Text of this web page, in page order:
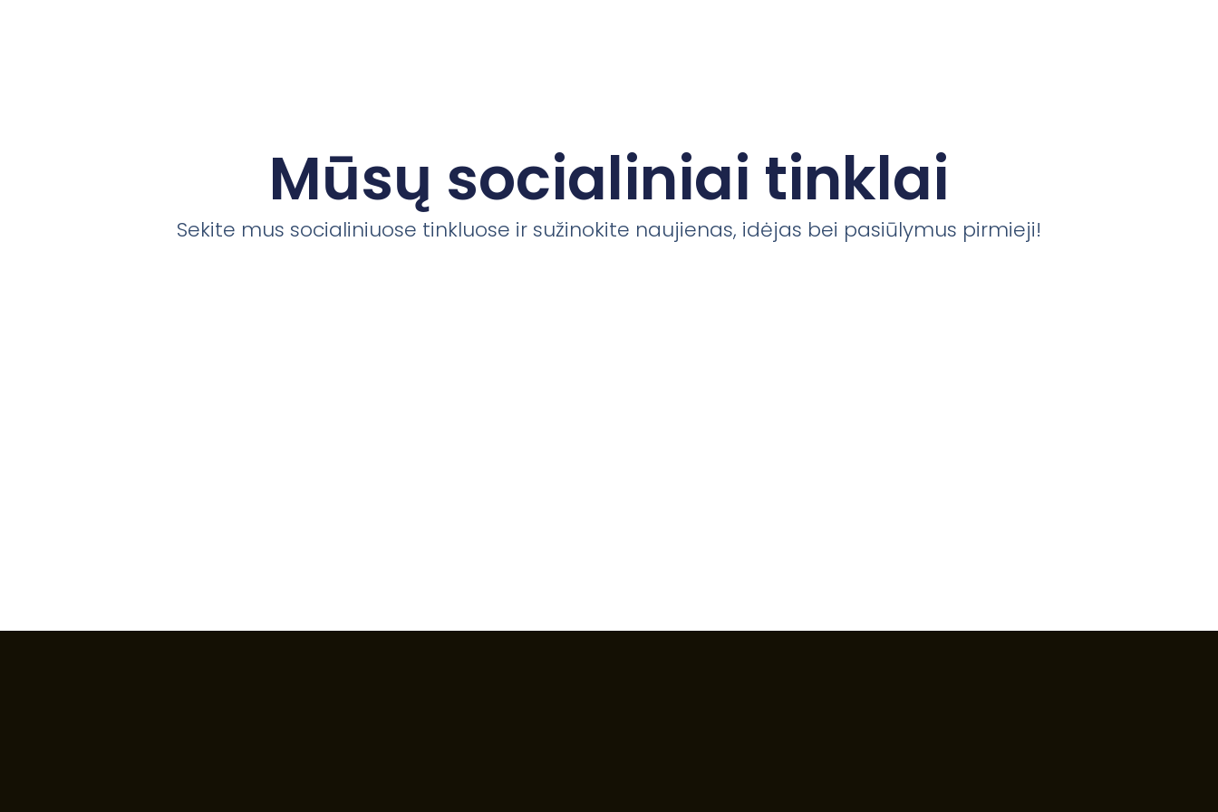
Mūsų socialiniai tinklai
Sekite mus socialiniuose tinkluose ir sužinokite naujienas, idėjas bei pasiūlymus pirmieji!